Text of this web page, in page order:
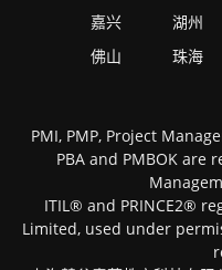
嘉兴
湖州
佛山
珠海
PMI, PMP, Project
PBA and PMBOK are
ITIL® and PRINCE2®
Limited, used under